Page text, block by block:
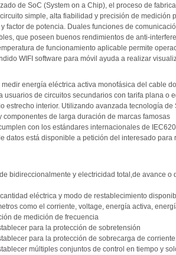
de SoC (System on a Chip), el proceso de
simple, alta fiabilidad y precisión de medición
factor de potencia. Duales funciones de
que poseen buenos rendimientos de anti-
de funcionamiento aplicable permite
WIFI software para móvil ayuda a realizar
energía eléctrica activa monofásica del cable
usuarios de circuitos secundarios con tarifa plana o
estrecho interior. Utilizando avanzada tecnología de
componentes de larga duración de marcas famosas
con los estándares internacionales de
datos está disponible a petición del interesado para
bidireccionalmente y electricidad total,de avance o
eléctrica y modo de restablecimiento
como el corriente, voltage, energía activa,
de medición de frecuencia
para la protección de sobretensión
para la protección de sobrecarga de
múltiples conjuntos de control en tiempo y